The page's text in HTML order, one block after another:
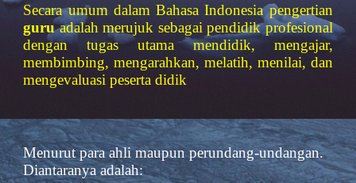
Secara umum dalam Bahasa Indonesia pengertian
guruadalah merujuk sebagai pendidik profesional
dengan tugas utama mendidik, mengajar,
membimbing, mengarahkan, melatih, menilai, dan
mengevaluasi peserta didik
Menurut para ahli maupun perundang-undangan.
Diantaranya adalah: